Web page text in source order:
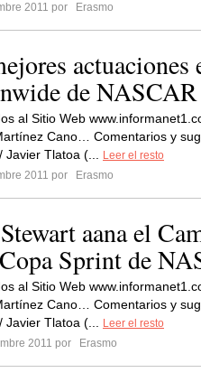
2011 por
Erasmo
actuaciones
de NASCAR
al Sitio Web
Cano… Comentarios y
Javier Tlatoa (...
Leer el resto
2011 por
Erasmo
aana el
Sprint de
al Sitio Web
Cano… Comentarios y
Javier Tlatoa (...
Leer el resto
2011 por
Erasmo